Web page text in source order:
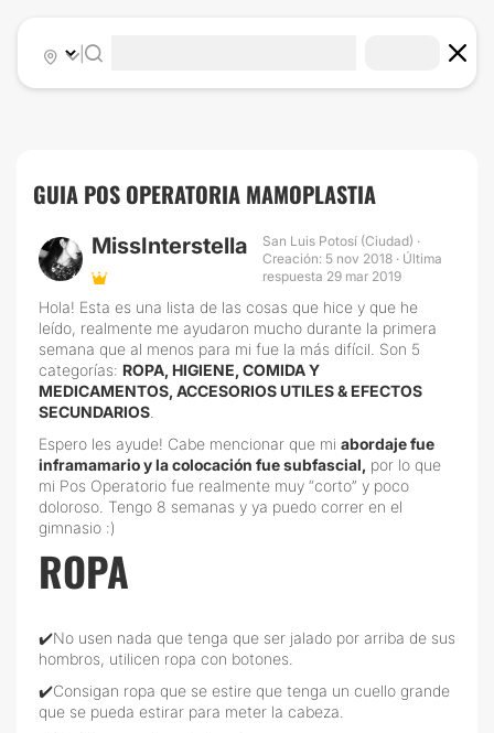
|
GUIA POS OPERATORIA MAMOPLASTIA
MissInterstella
San Luis Potosí (Ciudad) ·
Creación: 5 nov 2018 · Última
respuesta 29 mar 2019
Hola! Esta es una lista de las cosas que hice y que he
leído, realmente me ayudaron mucho durante la primera
semana que al menos para mi fue la más difícil. Son 5
categorías: ROPA, HIGIENE, COMIDA Y
MEDICAMENTOS, ACCESORIOS UTILES & EFECTOS
SECUNDARIOS
Espero les ayude! Cabe mencionar que mi abordaje fue
inframamario y la colocación fue subfascial, por lo que
mi Pos Operatorio fue realmente muy “corto” y poco
doloroso. Tengo 8 semanas y ya puedo correr en el
gimnasio :)
ROPA
✔️No usen nada que tenga que ser jalado por arriba de sus
hombros, utilicen ropa con botones.
✔️Consigan ropa que se estire que tenga un cuello grande
que se pueda estirar para meter la cabeza.